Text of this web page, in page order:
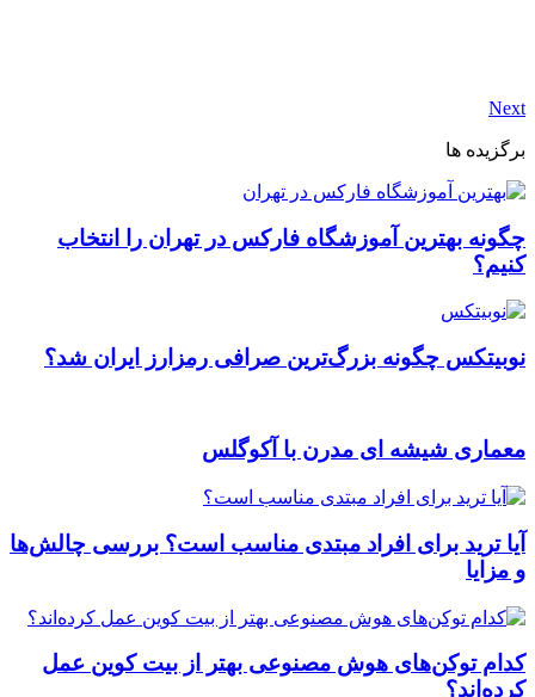
Next
برگزیده ها
چگونه بهترین آموزشگاه فارکس در تهران را انتخاب
کنیم؟
نوبیتکس چگونه بزرگ‌ترین صرافی رمزارز ایران شد؟
معماری شیشه ای مدرن با آکوگلس
آیا ترید برای افراد مبتدی مناسب است؟ بررسی چالش‌ها
و مزایا
کدام توکن‌های هوش مصنوعی بهتر از بیت کوین عمل
کرده‌اند؟